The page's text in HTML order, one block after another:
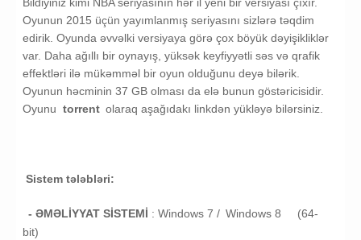
Bildiyiniz kimi NBA seriyasının hər il yeni bir versiyası çıxır.
Oyunun 2015 üçün yayımlanmış seriyasını sizlərə təqdim
edirik. Oyunda əvvəlki versiyaya görə çox böyük dəyişikliklər
var. Daha ağıllı bir oynayış, yüksək keyfiyyətli səs və qrafik
effektləri ilə mükəmməl bir oyun olduğunu deyə bilərik.
Oyunun həcminin 37 GB olması da elə bunun göstəricisidir.
Oyunu torrent olaraq aşağıdakı linkdən yükləyə bilərsiniz.
Sistem tələbləri:
- ƏMƏLİYYAT SİSTEMİ : Windows 7 / Windows 8 (64-
bit)